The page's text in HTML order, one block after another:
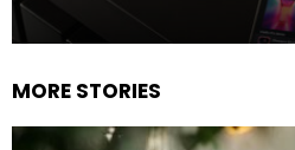
MORE STORIES